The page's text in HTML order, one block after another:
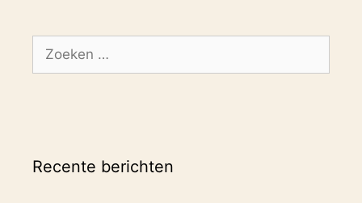
naar:
Recente berichten